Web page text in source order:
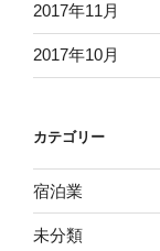
2017年11月
2017年10月
カテゴリー
宿泊業
未分類